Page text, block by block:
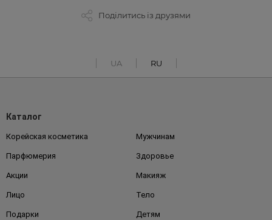
Поділитись із друзями
UA RU
Каталог
Корейская косметика Мужчинам
Парфюмерия Здоровье
Акции Макияж
Лицо Тело
Подарки Детям